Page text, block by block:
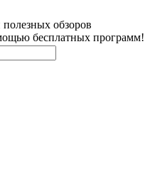
обзоров
бесплатных программ!